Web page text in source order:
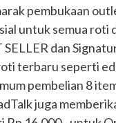
pembukaan
untuk semua roti
dan
terbaru seperti
pembelian 8
juga